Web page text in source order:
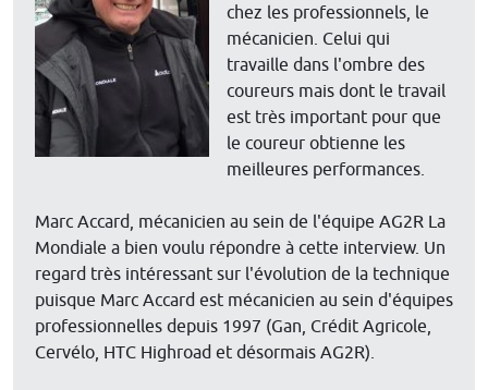
chez les professionnels, le
mécanicien. Celui qui
travaille dans l'ombre des
coureurs mais dont le travail
est très important pour que
le coureur obtienne les
meilleures performances.
Marc Accard, mécanicien au sein de l'équipe AG2R La
Mondiale a bien voulu répondre à cette interview. Un
regard très intéressant sur l'évolution de la technique
puisque Marc Accard est mécanicien au sein d'équipes
professionnelles depuis 1997 (Gan, Crédit Agricole,
Cervélo, HTC Highroad et désormais AG2R).